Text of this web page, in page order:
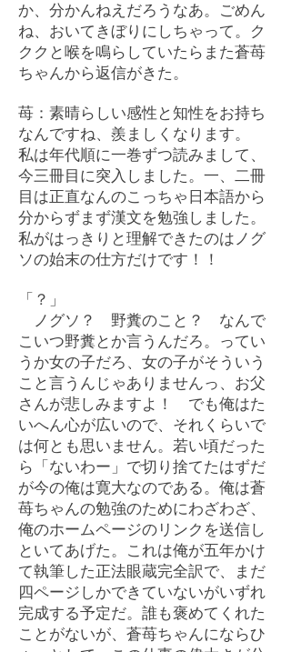
か、分かんねえだろうなあ。ごめん
ね、おいてきぼりにしちゃって。ク
ククと喉を鳴らしていたらまた蒼苺
ちゃんから返信がきた。
苺：素晴らしい感性と知性をお持ち
なんですね、羨ましくなります。
私は年代順に一巻ずつ読みまして、
今三冊目に突入しました。一、二冊
目は正直なんのこっちゃ日本語から
分からずまず漢文を勉強しました。
私がはっきりと理解できたのはノグ
ソの始末の仕方だけです！！
「？」
ノグソ？ 野糞のこと？ なんで
こいつ野糞とか言うんだろ。ってい
うか女の子だろ、女の子がそういう
こと言うんじゃありませんっ、お父
さんが悲しみますよ！ でも俺はた
いへん心が広いので、それくらいで
は何とも思いません。若い頃だった
ら「ないわー」で切り捨てたはずだ
が今の俺は寛大なのである。俺は蒼
苺ちゃんの勉強のためにわざわざ、
俺のホームページのリンクを送信し
といてあげた。これは俺が五年かけ
て執筆した正法眼蔵完全訳で、まだ
四ページしかできていないがいずれ
完成する予定だ。誰も褒めてくれた
ことがないが、蒼苺ちゃんにならひ